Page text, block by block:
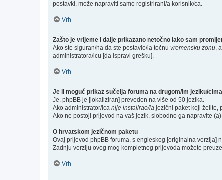
postavki, može napraviti samo registrirani/a korisnik/ca.
Vrh
Zašto je vrijeme i dalje prikazano netočno iako sam
Ako ste siguran/na da ste postavio/la točnu vremensku zonu,
administratora/icu [da ispravi grešku].
Vrh
Je li moguć prikaz sučelja foruma na drugom/im jeziku/
Je. phpBB je [lokaliziran] preveden na više od 50 jezika.
Ako administrator/ica nije instalirao/la jezični paket koji želite,
Ako ne postoji prijevod na vaš jezik, slobodno ga napravite
O hrvatskom jezičnom paketu
Ovaj prijevod phpBB foruma, s engleskog [originalna verzija]
Zadnju verziju ovog mog kompletnog prijevoda možete
Vrh